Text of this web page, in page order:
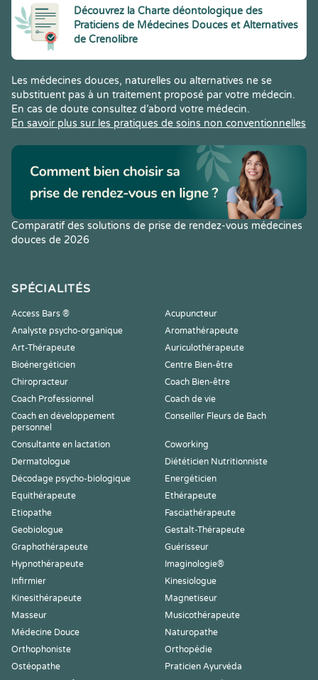
Découvrez la Charte déontologique des
Praticiens de Médecines Douces et Alternatives
de Crenolibre
Les médecines douces, naturelles ou alternatives ne se
substituent pas à un traitement proposé par votre médecin.
En cas de doute consultez d’abord votre médecin.
En savoir plus sur les pratiques de soins non conventionnelles
Comparatif des solutions de prise de rendez-vous médecines
douces de 2026
SPÉCIALITÉS
Access Bars ®
Acupuncteur
Analyste psycho-organique
Aromathérapeute
Art-Thérapeute
Auriculothérapeute
Bioénergéticien
Centre Bien-être
Chiropracteur
Coach Bien-être
Coach Professionnel
Coach de vie
Coach en développement
personnel
Conseiller Fleurs de Bach
Consultante en lactation
Coworking
Dermatologue
Diététicien Nutritionniste
Décodage psycho-biologique
Energéticien
Equithérapeute
Ethérapeute
Etiopathe
Fasciathérapeute
Geobiologue
Gestalt-Thérapeute
Graphothérapeute
Guérisseur
Hypnothérapeute
Imaginologie®
Infirmier
Kinesiologue
Kinesithérapeute
Magnetiseur
Masseur
Musicothérapeute
Médecine Douce
Naturopathe
Orthophoniste
Orthopédie
Ostéopathe
Praticien Ayurvéda